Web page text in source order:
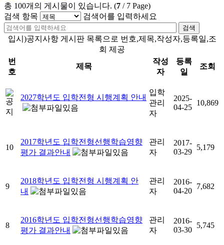
총 100개의 게시물이 있습니다. (7 / 7 Page)
검색 항목
검색어를 입력하세요
검색
입시)공지사항 게시판 목록으로 번호,제목,작성자,등록일,조
회 제공
번
호
제목
작성
자
등록
일
조회
2027학년도 입학전형 시행계획 안내
입학
관리
자
2025-
04-25
10,869
10
2017학년도 입학전형선행학습영향
평가 결과안내
관리
자
2017-
03-29
5,179
9
2018학년도 입학전형 시행계획 안
내
관리
자
2016-
04-20
7,682
8
2016학년도 입학전형선행학습영향
평가 결과안내
관리
자
2016-
03-30
5,745